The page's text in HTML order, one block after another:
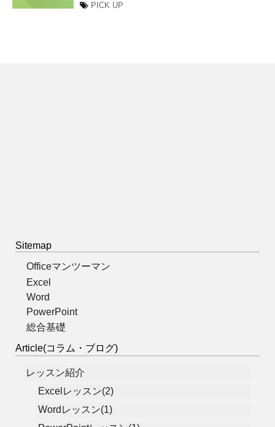
PICK UP
Sitemap
Officeマンツーマン
Excel
Word
PowerPoint
総合基礎
Article(コラム・ブログ)
レッスン紹介
Excelレッスン(2)
Wordレッスン(1)